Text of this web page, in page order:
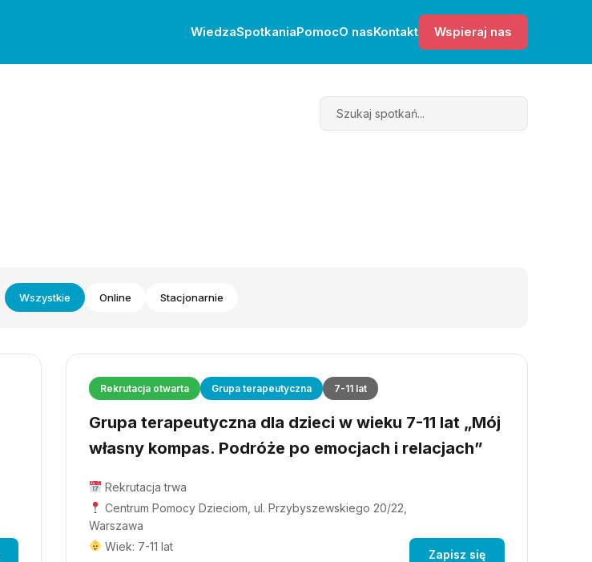
WiedzaSpotkaniaPomocO nasKontakt Wspieraj nas
Search
Wszystkie Online Stacjonarnie
Rekrutacja otwarta Grupa terapeutyczna 7-11 lat
Grupa terapeutyczna dla dzieci w wieku 7-11 lat „Mój
własny kompas. Podróże po emocjach i relacjach”
Rekrutacja trwa
Centrum Pomocy Dzieciom, ul. Przybyszewskiego 20/22,
Warszawa
Wiek: 7-11 lat
Zapisz się